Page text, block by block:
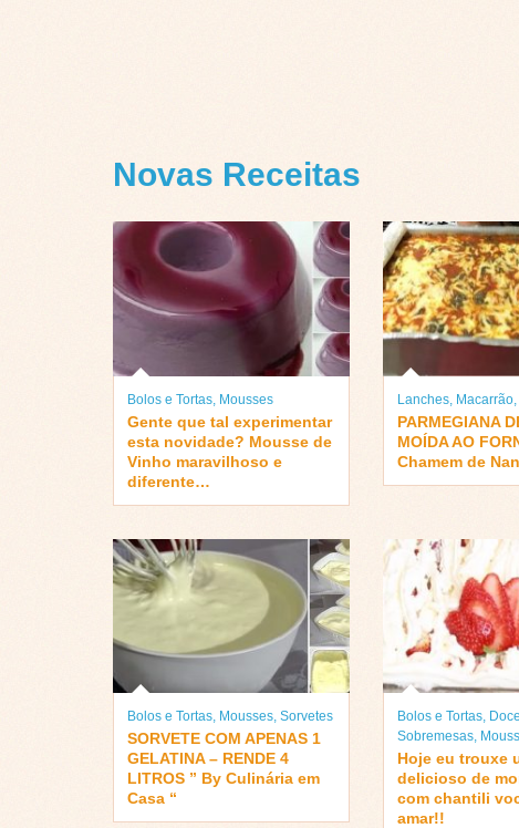
Novas Receitas
Bolos e Tortas Mousses
Gente que tal experimentar
esta novidade? Mousse de
Vinho maravilhoso e
diferente…
Lanches, Macarrão,
PARMEGIANA
MOÍDA AO
Chamem de
Bolos e Tortas, Mousses, Sorvetes
SORVETE COM APENAS 1
GELATINA – RENDE 4
LITROS ” By Culinária em
Casa “
Bolos e Tortas,
Sobremesas,
Hoje eu trouxe
delicioso de
com chantili
amar!!